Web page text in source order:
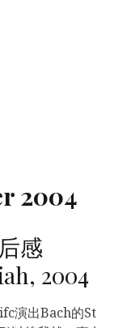
2004
感
2004
演出Bach的St